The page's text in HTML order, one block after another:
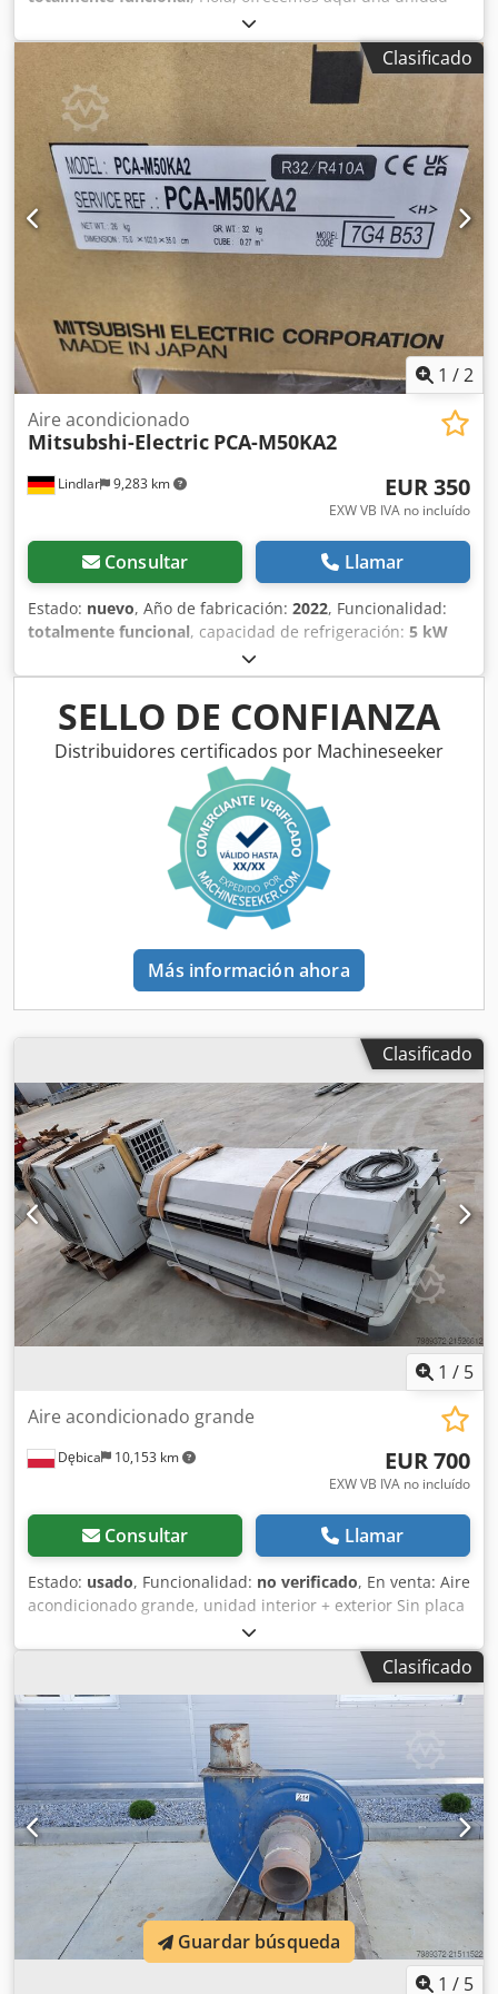
exterior de aire acondicionado Toshiba completamente
nueva. El equipo fue fabricado en 2018, pero nunca se
instaló. Tiene una capacidad de 45 kW. Chsdpfxelc Euko Ai
Clasificado
1 /2
Lindlar 9,283 km
Aire acondicionado
Mitsubshi-Electric PCA-M50KA2
EUR 350
EXW VB IVA no incluído
Consultar Llamar
Estado: nuevo, Año de fabricación: 2022, Funcionalidad:
totalmente funcional, capacidad de refrigeración: 5 kW
, capacidad de calefacción:
kW (8.16 CV), Se vende nueva unidad de techo Mitsubishi-
Electric. Refrigerante R32 o R410a. Chsdpfx Aoxu Dcisi Iea
SELLO DE CONFIANZA
Distribuidores certificados por Machineseeker
Más información ahora
Clasificado
1 / 5
Dębica 10,153 km
Aire acondicionado grande
EUR 700
EXW VB IVA no incluído
Consultar Llamar
Estado: usado, Funcionalidad: no verificado, En venta: Aire
acondicionado grande, unidad interior + exterior Sin placa
de identificación Chsdpjyu Tcyofx Ai Iea Disponemos de 2
unidades de este tipo Precio neto por unidad: 700 euros
Clasificado
1 / 5
Guardar búsqueda